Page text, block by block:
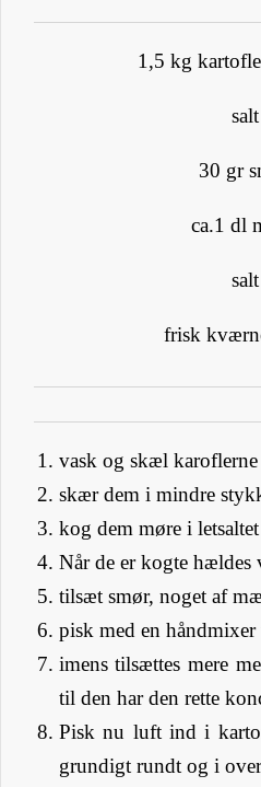
1,5 kg
salt
30 gr
ca.1 dl
salt
frisk
vask og skæl karoflerne
skær dem i mindre
kog dem møre i
Når de er kogte hældes
tilsæt smør, noget af
pisk med en håndmixer
imens tilsættes mere
til den har den rette
Pisk nu luft ind i
grundigt rundt og i